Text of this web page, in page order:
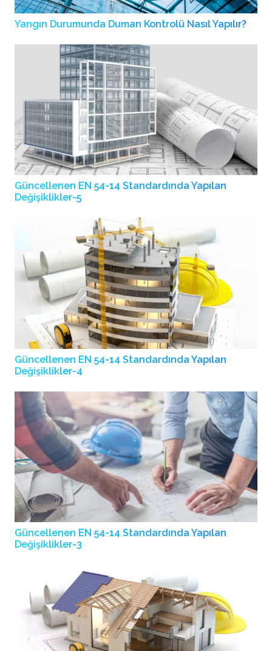
Yangın Durumunda Duman Kontrolü Nasıl Yapılır?
Güncellenen EN 54-14 Standardında Yapılan
Değişiklikler-5
Güncellenen EN 54-14 Standardında Yapılan
Değişiklikler-4
Güncellenen EN 54-14 Standardında Yapılan
Değişiklikler-3